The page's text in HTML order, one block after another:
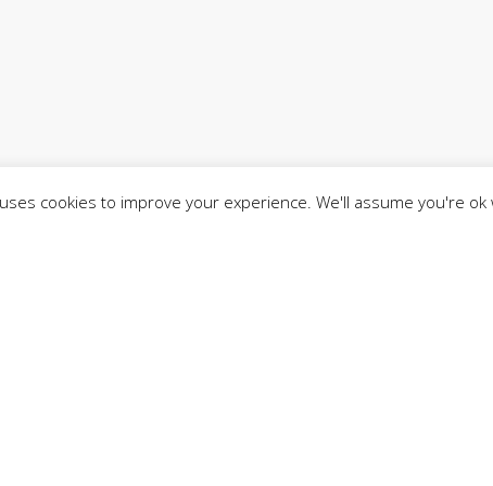
cookies to improve your experience. We'll assume you're